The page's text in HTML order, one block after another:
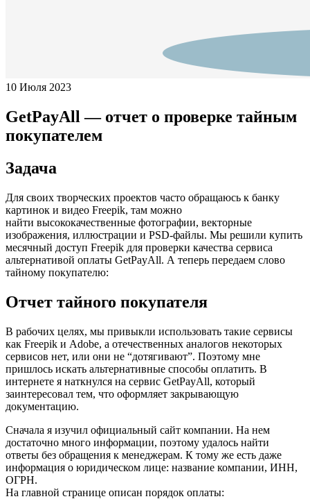
10 Июля 2023
GetPayAll — отчет о проверке тайным
покупателем
Задача
Для своих творческих проектов часто обращаюсь к банку
картинок и видео Freepik, там можно
найти высококачественные фотографии, векторные
изображения, иллюстрации и PSD-файлы. Мы решили купить
месячный доступ Freepik для проверки качества сервиса
альтернативой оплаты GetPayAll. А теперь передаем слово
тайному покупателю:
Отчет тайного покупателя
В рабочих целях, мы привыкли использовать такие сервисы
как Freepik и Adobe, а отечественных аналогов некоторых
сервисов нет, или они не “дотягивают”. Поэтому мне
пришлось искать альтернативные способы оплатить. В
интернете я наткнулся на сервис GetPayAll, который
заинтересовал тем, что оформляет закрывающую
документацию.
Сначала я изучил официальный сайт компании. На нем
достаточно много информации, поэтому удалось найти
ответы без обращения к менеджерам. К тому же есть даже
информация о юридическом лице: название компании, ИНН,
ОГРН.
На главной странице описан порядок оплаты: